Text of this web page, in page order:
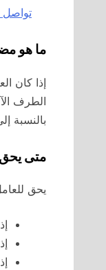
تواصل معنا على الرقم
ما هو
إذا كان
الطرف
بالنسبة
متى يحق
يحق